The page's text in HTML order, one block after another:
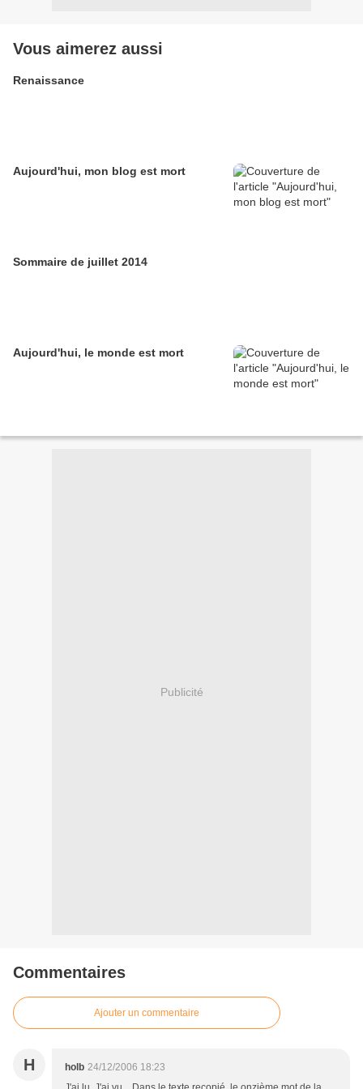
Vous aimerez aussi
Renaissance
Aujourd'hui, mon blog est mort
Sommaire de juillet 2014
Aujourd'hui, le monde est mort
Publicité
Commentaires
Ajouter un commentaire
H holb 24/12/2006 18:23